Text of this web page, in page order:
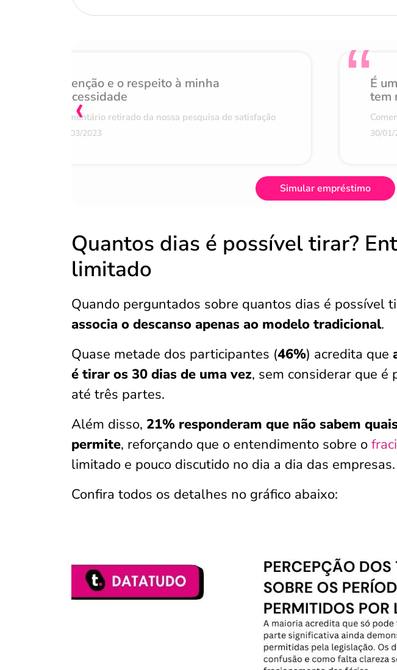
Atenção e o respeito à minha
necessidade
Comentário retirado da nossa pesquisa de satisfação
07/03/2023
É
tem
30/01/
‹
Simular empréstimo
Quantos dias é possível tirar?
limitado
Quando perguntados sobre quantos dias é possível
associa o descanso apenas ao modelo tradicional.
Quase metade dos participantes (46%) acredita que
é tirar os 30 dias de uma vez, sem considerar que é
até três partes.
Além disso, 21% responderam que não sabem
permite, reforçando que o entendimento sobre o
limitado e pouco discutido no dia a dia das empresas.
Confira todos os detalhes no gráfico abaixo: